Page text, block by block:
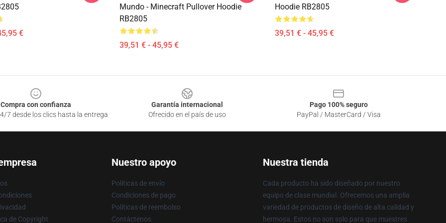
€
Mundo - Minecraft Pullover Hoodie
RB2805
39,51 € - 45,95 €
Hoodie RB2805
39,51 € - 45,95 €
Compra con confianza
7 desde los clics hasta la entrega
Garantía internacional
Ofrecido en el país de uso
Pago 100% seguro
PayPal / MasterCard / Visa
de Copyright
Nuestro apoyo
Políticas de envío
Condiciones de pago
Políticas de reembolso
Contáctenos
Nuestra tienda
Cada producto ha sido diseñado por nuestro
equipo de clase mundial. Ofrecemos una amplia
variedad de productos de diseño de alta calidad y
hermosa. Estos no son solo para que muestres